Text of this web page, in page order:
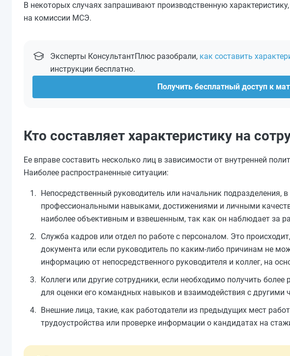
В некоторых случаях запрашивают производственную
на комиссии МСЭ.
Эксперты КонсультантПлюс разобрали, как составить
инструкции бесплатно.
Получить бесплатный доступ к
Кто составляет характеристику на
Ее вправе составить несколько лиц в зависимости от внутренней
Наиболее распространенные ситуации:
Непосредственный руководитель или начальник подразделения,
профессиональными навыками, достижениями и личными
наиболее объективным и взвешенным, так как он наблюдает за
Служба кадров или отдел по работе с персоналом. Это
документа или если руководитель по каким-либо причинам не
информацию от непосредственного руководителя и коллег, на
Коллеги или другие сотрудники, если необходимо получить
для оценки его командных навыков и взаимодействия с другими
Внешние лица, такие, как работодатели из предыдущих мест
трудоустройства или проверке информации о кандидатах на